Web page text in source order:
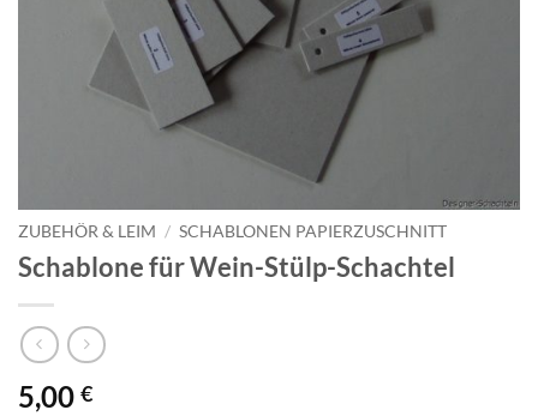
ZUBEHÖR & LEIM / SCHABLONEN PAPIERZUSCHNITT
Schablone für Wein-Stülp-Schachtel
5,00 €